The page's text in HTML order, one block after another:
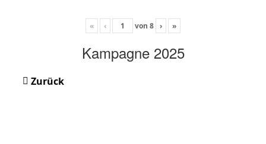
« ‹ von 8 › »
Kampagne 2025
Zurück